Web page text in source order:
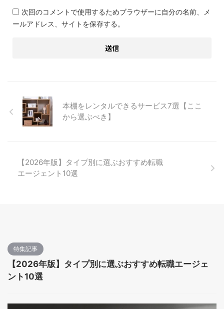
次回のコメントで使用するためブラウザーに自分の名前、メ
ールアドレス、サイトを保存する。
本棚をレンタルできるサービス7選【ここ
から選ぶべき】
【2026年版】タイプ別に選ぶおすすめ転職
エージェント10選
特集記事
【2026年版】タイプ別に選ぶおすすめ転職エージェ
ント10選